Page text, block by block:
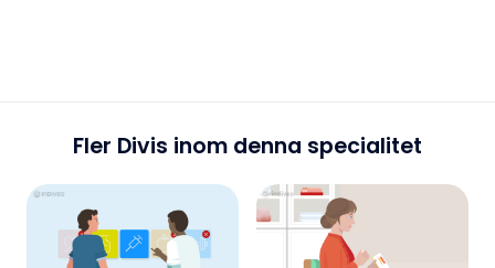
Fler Divis inom denna specialitet